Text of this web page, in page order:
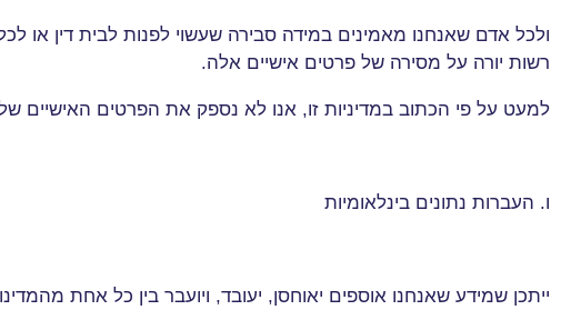
ולכל אדם שאנחנו מאמינים במידה סבירה שעשוי לפנות לבית דין או
רשות יורה על מסירה של פרטים אישיים אלה.
למעט על פי הכתוב במדיניות זו, אנו לא נספק את הפרטים האישיים
ו. העברות נתונים בינלאומיות
ייתכן שמידע שאנחנו אוספים יאוחסן, יעובד, ויועבר בין כל אחת